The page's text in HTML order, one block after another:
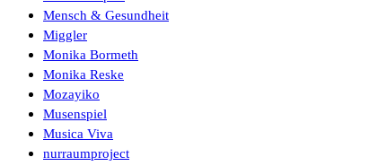
Mensch & Gesundheit
Miggler
Monika Bormeth
Monika Reske
Mozayiko
Musenspiel
Musica Viva
nurraumproject